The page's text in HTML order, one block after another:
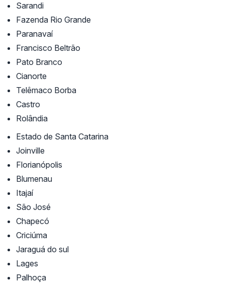
Sarandi
Fazenda Rio Grande
Paranavaí
Francisco Beltrão
Pato Branco
Cianorte
Telêmaco Borba
Castro
Rolândia
Estado de Santa Catarina
Joinville
Florianópolis
Blumenau
Itajaí
São José
Chapecó
Criciúma
Jaraguá do sul
Lages
Palhoça